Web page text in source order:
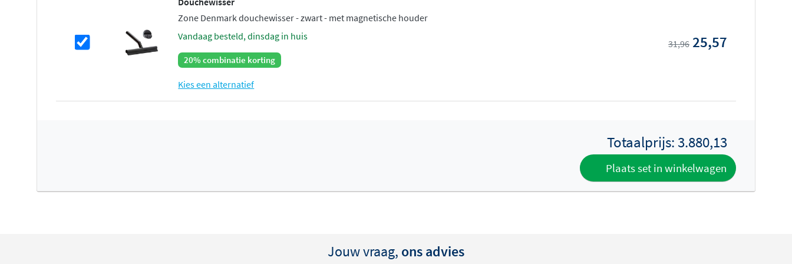
Zone Denmark douchewisser - zwart - met magnetische houder
vandaag besteld, dinsdag in huis
20% combinatie korting
Kies een alternatief
31,96 25,57
Totaalprijs:3.880,13
Plaats set in winkelwagen
Jouw vraag, ons advies